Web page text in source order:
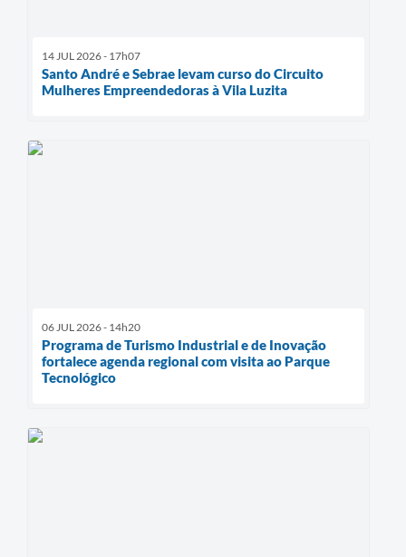
14 JUL 2026 - 17h07
Santo André e Sebrae levam curso do Circuito
Mulheres Empreendedoras à Vila Luzita
06 JUL 2026 - 14h20
Programa de Turismo Industrial e de Inovação
fortalece agenda regional com visita ao Parque
Tecnológico